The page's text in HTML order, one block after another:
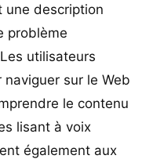
une description
problème
utilisateurs
sur le Web
le contenu
lisant à voix
également aux